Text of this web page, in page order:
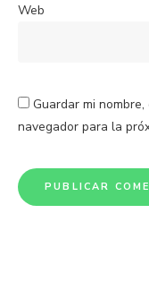
Web
Guardar mi
navegador para la